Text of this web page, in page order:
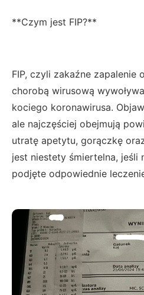
**Czym jest FIP?**
FIP, czyli zakaźne zapalenie
chorobą wirusową
kociego koronawirusa.
ale najczęściej obejmują
utratę apetytu, gorączkę
jest niestety śmiertelna, jeśli
podjęte odpowiednie